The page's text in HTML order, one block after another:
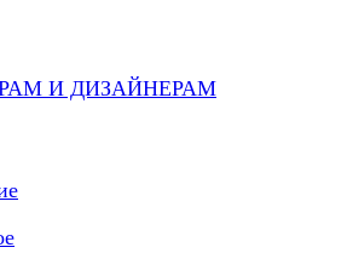
И ДИЗАЙНЕРАМ